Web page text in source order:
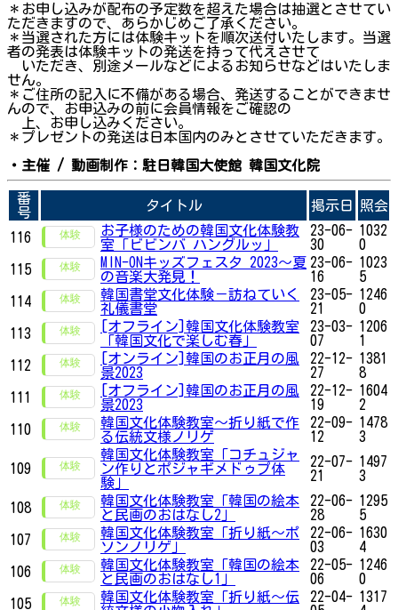
＊お申し込みが配布の予定数を超えた場合は抽選とさせてい
ただきますので、あらかじめご了承ください。
＊当選された方には体験キットを順次送付いたします。当選
者の発表は体験キットの発送を持って代えさせて
いただき、別途メールなどによるお知らせなどはいたしま
せん。
＊ご住所の記入に不備がある場合、発送することができませ
んので、お申込みの前に会員情報をご確認の
上、お申し込みください。
＊プレゼントの発送は日本国内のみとさせていただきます。
・主催 / 動画制作：駐日韓国大使館 韓国文化院
番
号
タイトル 掲示日 照会
116
お子様のための韓国文化体験教
室「ビビンバ ハングルッ」
23-06-
30
1032
0
115
MIN-ONキッズフェスタ 2023〜夏
の音楽大発見！
23-06-
16
1023
5
114
韓国書堂文化体験－訪ねていく
礼儀書堂
23-05-
21
1246
0
113
[オフライン]韓国文化体験教室
「韓国文化で楽しむ春」
23-03-
07
1206
1
112
[オンライン]韓国のお正月の風
景2023
22-12-
27
1381
8
111
[オフライン]韓国のお正月の風
景2023
22-12-
19
1604
2
110
韓国文化体験教室〜折り紙で作
る伝統文様ノリゲ
22-09-
12
1478
3
109
韓国文化体験教室「コチュジャ
ン作りとポジャギメドゥプ体
験」
22-07-
21
1497
3
108
韓国文化体験教室「韓国の絵本
と民画のおはなし2」
22-06-
28
1295
5
107
韓国文化体験教室「折り紙〜ポ
ソンノリゲ」
22-06-
03
1630
4
106
韓国文化体験教室「韓国の絵本
と民画のおはなし1」
22-05-
06
1246
0
105
韓国文化体験教室「折り紙～伝
22-04- 1317